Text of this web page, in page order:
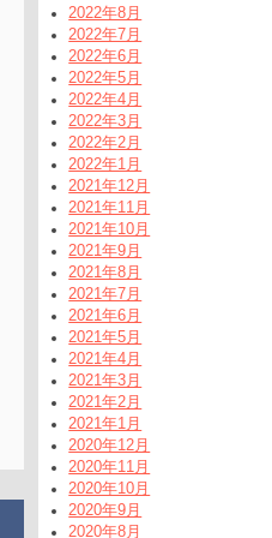
2022年8月
2022年7月
2022年6月
2022年5月
2022年4月
2022年3月
2022年2月
2022年1月
2021年12月
2021年11月
2021年10月
2021年9月
2021年8月
2021年7月
2021年6月
2021年5月
2021年4月
2021年3月
2021年2月
2021年1月
2020年12月
2020年11月
2020年10月
2020年9月
2020年8月